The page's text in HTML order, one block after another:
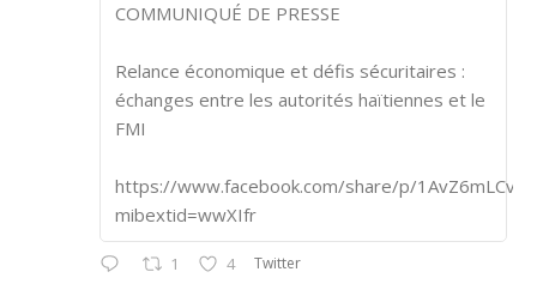
COMMUNIQUÉ DE PRESSE
Relance économique et défis sécuritaires :
échanges entre les autorités haïtiennes et le
FMI
https://www.facebook.com/share/p/1AvZ6mLCvk/
mibextid=wwXIfr
1 4 Twitter